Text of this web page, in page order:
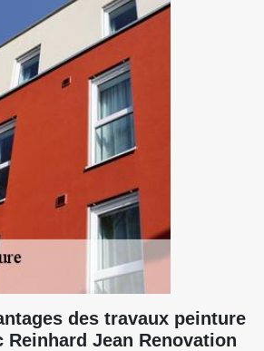
des travaux peinture
Reinhard Jean Renovation